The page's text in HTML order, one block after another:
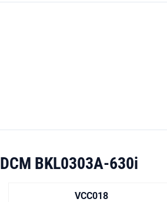
DCM BKL0303A-630i
VCC018